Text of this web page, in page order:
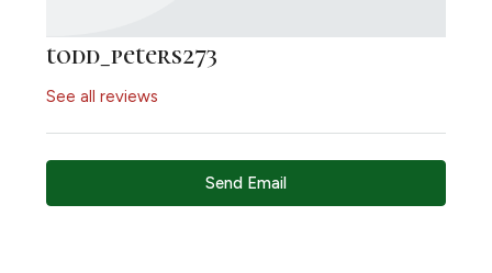
todd_peters273
See all reviews
Send Email